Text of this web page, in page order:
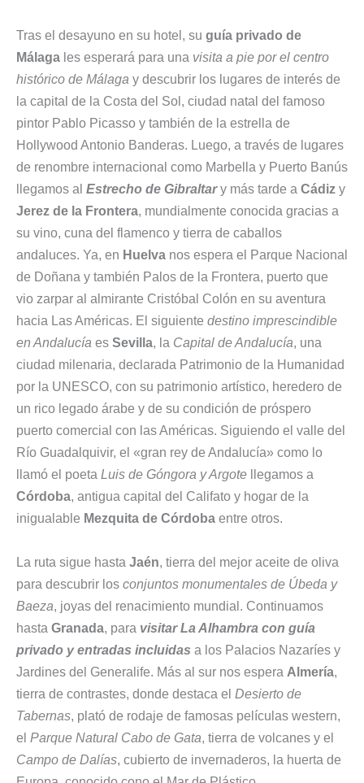
Tras el desayuno en su hotel, su guía privado de
Málaga les esperará para una visita a pie por el centro
histórico de Málaga y descubrir los lugares de interés de
la capital de la Costa del Sol, ciudad natal del famoso
pintor Pablo Picasso y también de la estrella de
Hollywood Antonio Banderas. Luego, a través de lugares
de renombre internacional como Marbella y Puerto Banús
llegamos al Estrecho de Gibraltary más tarde a Cádiz y
Jerez de la Frontera, mundialmente conocida gracias a
su vino, cuna del flamenco y tierra de caballos
andaluces. Ya, en Huelva nos espera el Parque Nacional
de Doñana y también Palos de la Frontera, puerto que
vio zarpar al almirante Cristóbal Colón en su aventura
hacia Las Américas. El siguiente destino imprescindible
en Andalucía es Sevilla, la Capital de Andalucía, una
ciudad milenaria, declarada Patrimonio de la Humanidad
por la UNESCO, con su patrimonio artístico, heredero de
un rico legado árabe y de su condición de próspero
puerto comercial con las Américas. Siguiendo el valle del
Río Guadalquivir, el «gran rey de Andalucía» como lo
llamó el poeta Luis de Góngora y Argote llegamos a
Córdoba, antigua capital del Califato y hogar de la
inigualable Mezquita de Córdoba entre otros.
La ruta sigue hasta Jaén, tierra del mejor aceite de oliva
para descubrir los conjuntos monumentales de Úbeda y
Baeza, joyas del renacimiento mundial. Continuamos
hasta Granada, para visitar La Alhambra con guía
privado y entradas incluidas a los Palacios Nazaríes y
Jardines del Generalife. Más al sur nos espera Almería,
tierra de contrastes, donde destaca el Desierto de
Tabernas, plató de rodaje de famosas películas western,
el Parque Natural Cabo de Gata, tierra de volcanes y el
Campo de Dalías, cubierto de invernaderos, la huerta de